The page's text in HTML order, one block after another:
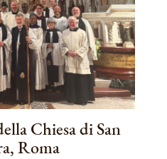
Chiesa di San
Roma